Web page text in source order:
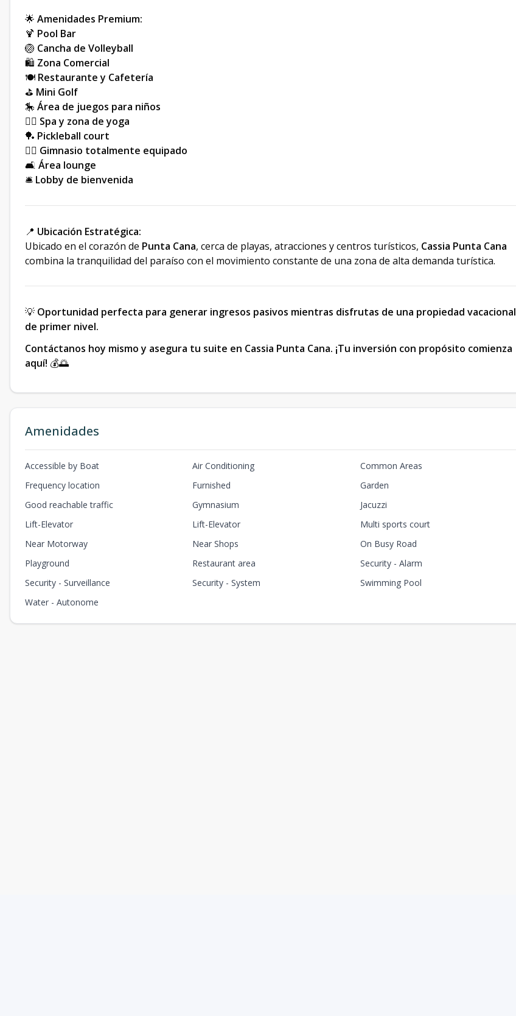
🌟 Amenidades Premium:
🍹 Pool Bar
🏐 Cancha de Volleyball
🛍 Zona Comercial
🍽️ Restaurante y Cafetería
⛳ Mini Golf
🎠 Área de juegos para niños
🧖‍♀️ Spa y zona de yoga
🏓 Pickleball court
🏋️‍♀️ Gimnasio totalmente equipado
🛋 Área lounge
🛎️ Lobby de bienvenida
📍 Ubicación Estratégica:
Ubicado en el corazón de Punta Cana, cerca de playas, atracciones y centros turísticos, Cassia Punta Cana
combina la tranquilidad del paraíso con el movimiento constante de una zona de alta demanda turística.
💡 Oportunidad perfecta para generar ingresos pasivos mientras disfrutas de una propiedad vacacional
de primer nivel.
Contáctanos hoy mismo y asegura tu suite en Cassia Punta Cana. ¡Tu inversión con propósito comienza
aquí! 💰🌅
Amenidades
Accessible by Boat Air Conditioning
Common Areas
Frequency location
Furnished
Garden
Good reachable traffic
Gymnasium
Jacuzzi
Lift-Elevator
Lift-Elevator
Multi sports court
Near Motorway
Near Shops
On Busy Road
Playground
Restaurant area
Security - Alarm
Security - Surveillance
Security - System
Swimming Pool
Water - Autonome